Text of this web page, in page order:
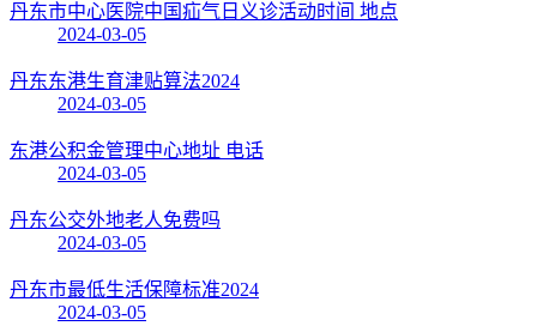
丹东市中心医院中国疝气日义诊活动时间 地点
2024-03-05
丹东东港生育津贴算法2024
2024-03-05
东港公积金管理中心地址 电话
2024-03-05
丹东公交外地老人免费吗
2024-03-05
丹东市最低生活保障标准2024
2024-03-05